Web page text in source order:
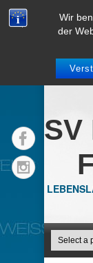
Wir
der
SV